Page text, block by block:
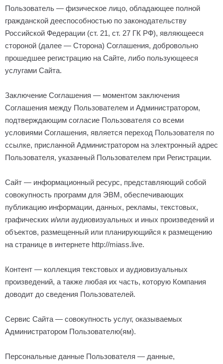
Пользователь — физическое лицо, обладающее полной
гражданской дееспособностью по законодательству
Российской Федерации (ст. 21, ст. 27 ГК РФ), являющееся
стороной (далее — Сторона) Соглашения, добровольно
прошедшее регистрацию на Сайте, либо пользующееся
услугами Сайта.
Заключение Соглашения — моментом заключения
Соглашения между Пользователем и Администратором,
подтверждающим согласие Пользователя со всеми
условиями Соглашения, является переход Пользователя по
ссылке, присланной Администратором на электронный адрес
Пользователя, указанный Пользователем при Регистрации.
Сайт — информационный ресурс, представляющий собой
совокупность программ для ЭВМ, обеспечивающих
публикацию информации, данных, рекламы, текстовых,
графических и/или аудиовизуальных и иных произведений и
объектов, размещенный или планирующийся к размещению
на странице в интернете http://miass.live.
Контент — коллекция текстовых и аудиовизуальных
произведений, а также любая их часть, которую Компания
доводит до сведения Пользователей.
Сервис Сайта — совокупность услуг, оказываемых
Администратором Пользователю(ям).
Персональные данные Пользователя — данные,